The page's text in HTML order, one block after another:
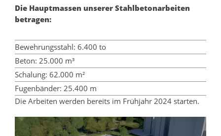
Die Hauptmassen unserer Stahlbetonarbeiten
betragen:
Bewehrungsstahl: 6.400 to
Beton: 25.000 m³
Schalung: 62.000 m²
Fugenbänder: 25.400 m
Die Arbeiten werden bereits im Frühjahr 2024 starten.